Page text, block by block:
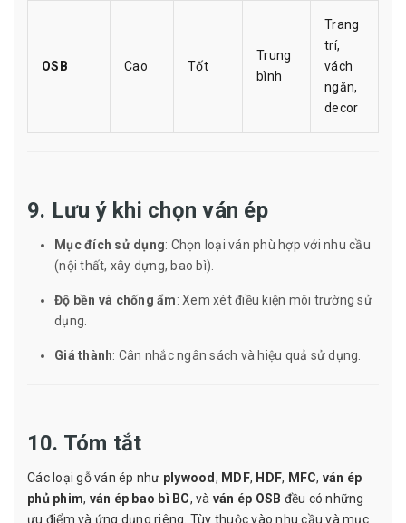
OSB Cao Tốt
Trung
bình
Trang
trí,
vách
ngăn,
decor
9. Lưu ý khi chọn ván ép
Mục đích sử dụng: Chọn loại ván phù hợp với nhu cầu
(nội thất, xây dựng, bao bì).
Độ bền và chống ẩm: Xem xét điều kiện môi trường sử
dụng.
Giá thành: Cân nhắc ngân sách và hiệu quả sử dụng.
10. Tóm tắt
Các loại gỗ ván ép như plywood , MDF, HDF, MFC, ván ép
phủ phim, ván ép bao bì BC, và ván ép OSB đều có những
ưu điểm và ứng dụng riêng. Tùy thuộc vào nhu cầu và mục